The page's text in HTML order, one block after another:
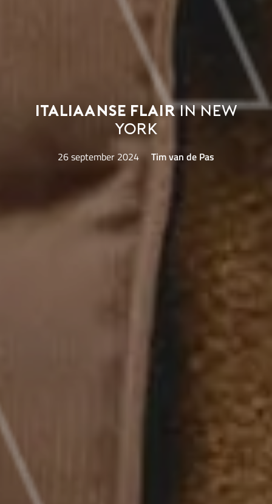
Italiaanse flairin New
York
26 september 2024 Tim van de Pas